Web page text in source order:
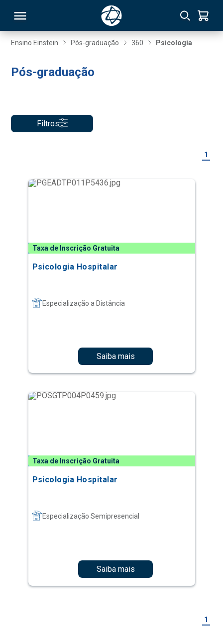
Ensino Einstein Pós-graduação 360 Psicologia
Pós-graduação
Filtros
1
Taxa de Inscrição Gratuita
Psicologia Hospitalar
Especialização a Distância
Saiba mais
Taxa de Inscrição Gratuita
Psicologia Hospitalar
Especialização Semipresencial
Saiba mais
1